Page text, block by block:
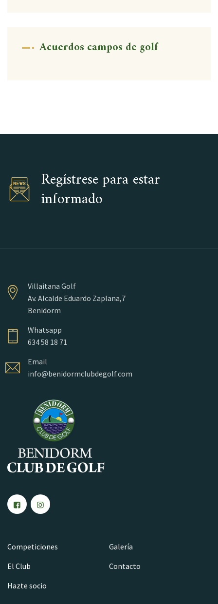
Acuerdos campos de golf
Regístrese para estar
informado
Villaitana Golf
Av. Alcalde Eduardo Zaplana,7
Benidorm
Whatsapp
634 58 18 71
Email
info@benidormclubdegolf.com
Competiciones
Galería
El Club
Contacto
Hazte socio